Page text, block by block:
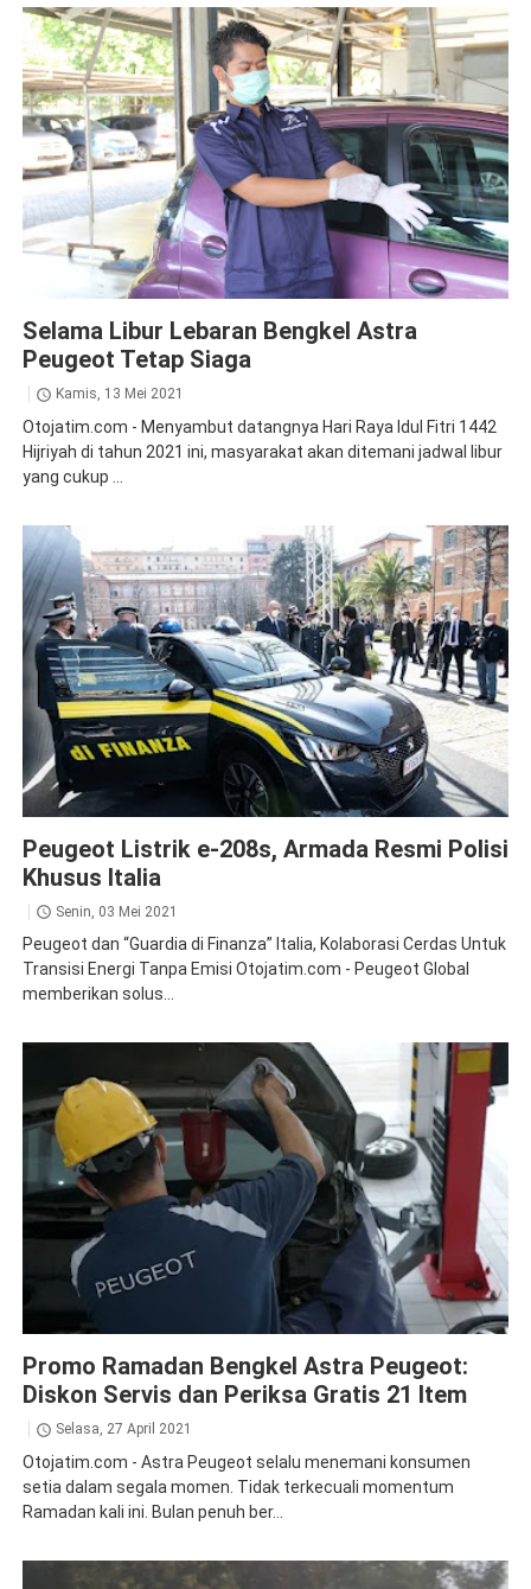
Selama Libur Lebaran Bengkel Astra
Peugeot Tetap Siaga
Kamis, 13 Mei 2021
Otojatim.com - Menyambut datangnya Hari Raya Idul Fitri 1442
Hijriyah di tahun 2021 ini, masyarakat akan ditemani jadwal libur
yang cukup ...
Peugeot Listrik e-208s, Armada Resmi Polisi
Khusus Italia
Senin, 03 Mei 2021
Peugeot dan “Guardia di Finanza” Italia, Kolaborasi Cerdas Untuk
Transisi Energi Tanpa Emisi Otojatim.com - Peugeot Global
memberikan solus...
Promo Ramadan Bengkel Astra Peugeot:
Diskon Servis dan Periksa Gratis 21 Item
Selasa, 27 April 2021
Otojatim.com - Astra Peugeot selalu menemani konsumen
setia dalam segala momen. Tidak terkecuali momentum
Ramadan kali ini. Bulan penuh ber...